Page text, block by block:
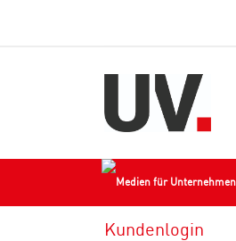
Kundenlogin